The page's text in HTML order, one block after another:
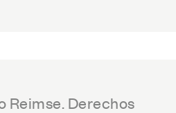
Reimse. Derechos